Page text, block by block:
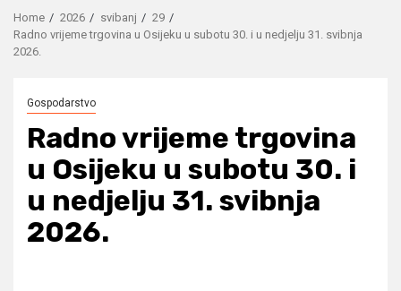
Home 2026 svibanj
29
Radno vrijeme trgovina u Osijeku u subotu 30. i u nedjelju 31. svibnja
2026.
Gospodarstvo
Radno vrijeme trgovina
u Osijeku u subotu 30. i
u nedjelju 31. svibnja
2026.